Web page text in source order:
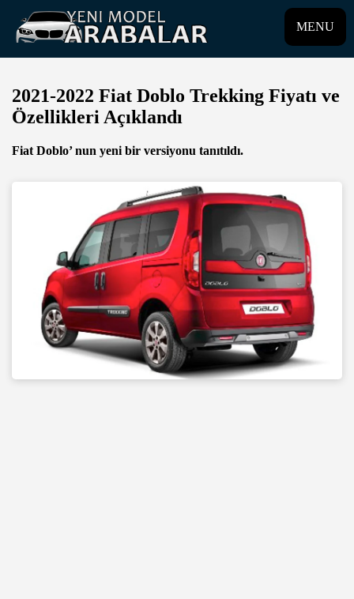
MENU
2021-2022 Fiat Doblo Trekking Fiyatı ve
Özellikleri Açıklandı
Fiat Doblo’ nun yeni bir versiyonu tanıtıldı.